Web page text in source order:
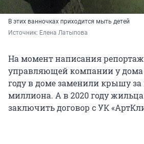
В этих ванночках приходится мыть детей
Источник: Елена Латыпова
На момент написания
управляющей компании у дома
году в доме заменили крышу за
миллиона. А в 2020 году
заключить договор с УК